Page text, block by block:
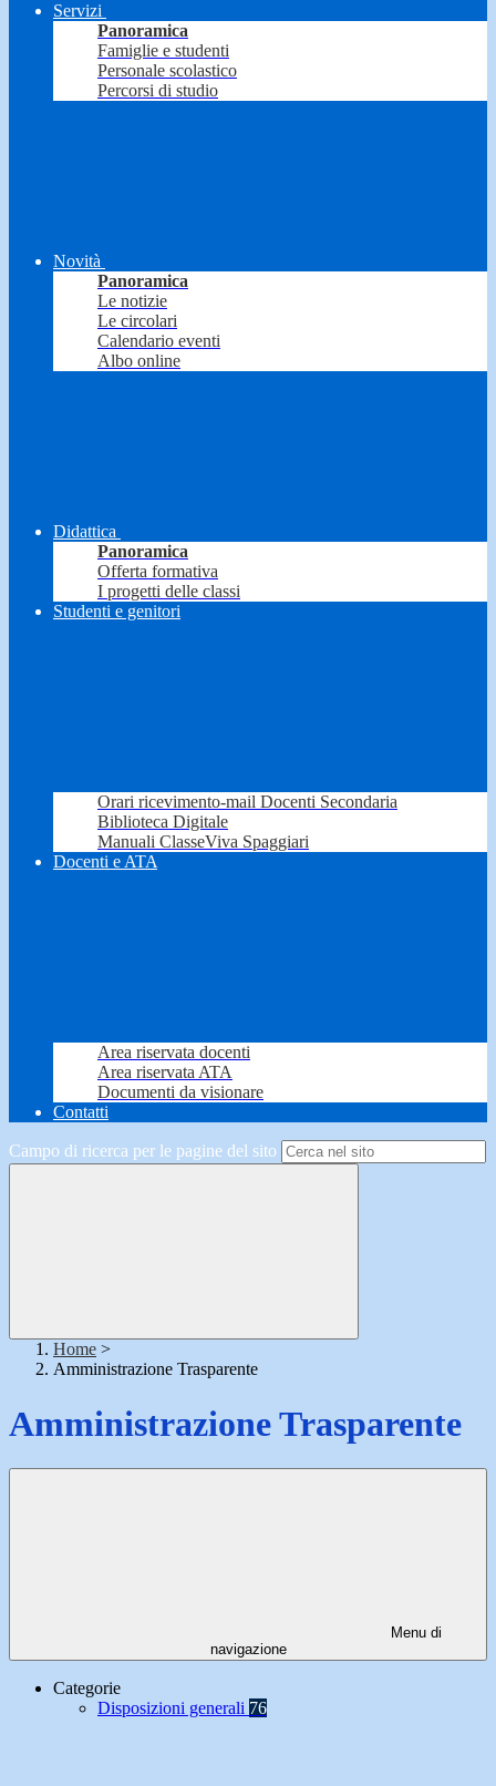
Servizi
Panoramica
Famiglie e studenti
Personale scolastico
Percorsi di studio
Novità
Panoramica
Le notizie
Le circolari
Calendario eventi
Albo online
Didattica
Panoramica
Offerta formativa
I progetti delle classi
Studenti e genitori
Orari ricevimento-mail Docenti Secondaria
Biblioteca Digitale
Manuali ClasseViva Spaggiari
Docenti e ATA
Area riservata docenti
Area riservata ATA
Documenti da visionare
Contatti
Campo di ricerca per le pagine del sito
Home >
Amministrazione Trasparente
Amministrazione Trasparente
Menu di
navigazione
Categorie
Disposizioni generali 76